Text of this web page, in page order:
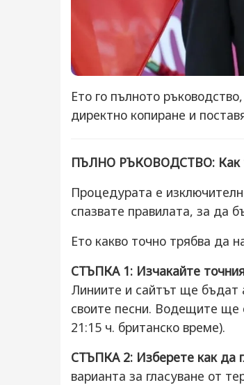
Ето го пълното
директно копиране и
ПЪЛНО РЪКОВОДСТВО: Как
Процедурата е
спазвате правилата, за да
Ето какво точно трябва да
СТЪПКА 1: Изчакайте
Линиите и сайтът ще бъдат
своите песни. Водещите ще
21:15 ч. британско време).
СТЪПКА 2: Изберете как да
варианта за гласуване от